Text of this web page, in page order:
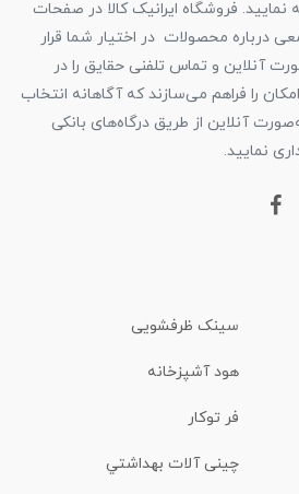
فروشگاه ایرانیک کالا در صفحات
محصولات در اختیار شما قرار
آنلاین و تماس تلفنی حقایق را در
را فراهم می‌سازند که آگاهانه انتخاب
آنلاین از طریق درگاه‌های بانکی
نمایید.
سینک ظرفشویی
هود آشپزخانه
فر توکار
چینی آلات بهداشتي